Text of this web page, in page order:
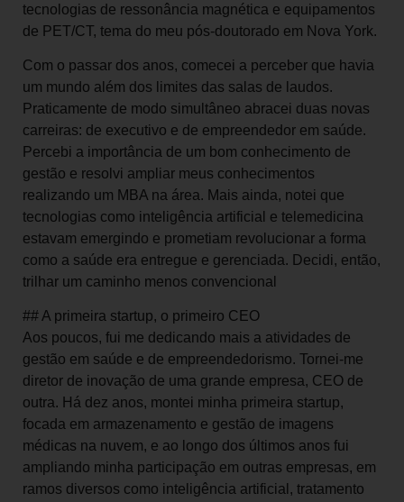
tecnologias de ressonância magnética e equipamentos
de PET/CT, tema do meu pós-doutorado em Nova York.
Com o passar dos anos, comecei a perceber que havia
um mundo além dos limites das salas de laudos.
Praticamente de modo simultâneo abracei duas novas
carreiras: de executivo e de empreendedor em saúde.
Percebi a importância de um bom conhecimento de
gestão e resolvi ampliar meus conhecimentos
realizando um MBA na área. Mais ainda, notei que
tecnologias como inteligência artificial e telemedicina
estavam emergindo e prometiam revolucionar a forma
como a saúde era entregue e gerenciada. Decidi, então,
trilhar um caminho menos convencional
## A primeira startup, o primeiro CEO
Aos poucos, fui me dedicando mais a atividades de
gestão em saúde e de empreendedorismo. Tornei-me
diretor de inovação de uma grande empresa, CEO de
outra. Há dez anos, montei minha primeira startup,
focada em armazenamento e gestão de imagens
médicas na nuvem, e ao longo dos últimos anos fui
ampliando minha participação em outras empresas, em
ramos diversos como inteligência artificial, tratamento